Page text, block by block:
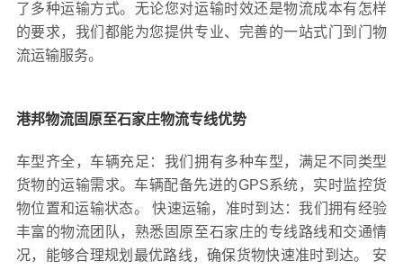
了多种运输方式。无论您对运输时效还是物流成本有怎样
的要求，我们都能为您提供专业、完善的一站式门到门物
流运输服务。
港邦物流固原至石家庄物流专线优势
车型齐全，车辆充足：我们拥有多种车型，满足不同类型
货物的运输需求。车辆配备先进的GPS系统，实时监控货
物位置和运输状态。 快速运输，准时到达：我们拥有经验
丰富的物流团队，熟悉固原至石家庄的专线路线和交通情
况，能够合理规划最优路线，确保货物快速准时到达。 安